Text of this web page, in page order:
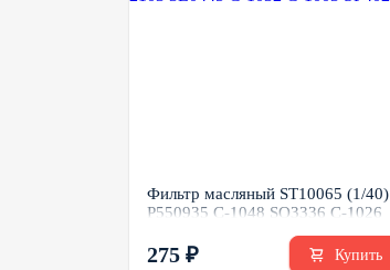
Фильтр масляный ST10065 (1/40)
P550935 C-1048 SO3336 C-1026
SP4024
275 ₽ Купить